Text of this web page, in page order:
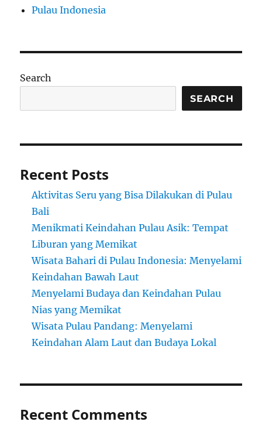
Pulau Indonesia
Search
SEARCH
Recent Posts
Aktivitas Seru yang Bisa Dilakukan di Pulau
Bali
Menikmati Keindahan Pulau Asik: Tempat
Liburan yang Memikat
Wisata Bahari di Pulau Indonesia: Menyelami
Keindahan Bawah Laut
Menyelami Budaya dan Keindahan Pulau
Nias yang Memikat
Wisata Pulau Pandang: Menyelami
Keindahan Alam Laut dan Budaya Lokal
Recent Comments